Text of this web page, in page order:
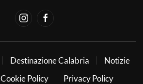
Destinazione Calabria
Notizie
Cookie Policy
Privacy Policy